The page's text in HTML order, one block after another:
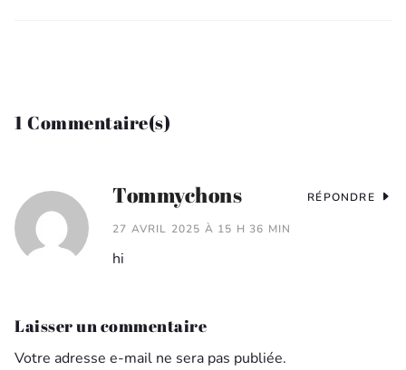
1 Commentaire(s)
RÉPONDRE
Tommychons
27 AVRIL 2025 À 15 H 36 MIN
hi
Laisser un commentaire
Votre adresse e-mail ne sera pas publiée.